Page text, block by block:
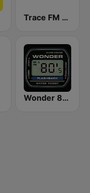
Trace FM Paris
Wonder 80's